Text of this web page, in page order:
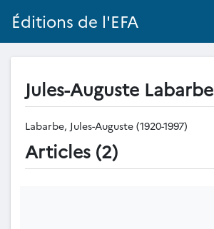
Éditions de l'EFA
Jules-Auguste Labarbe
Labarbe, Jules-Auguste (1920-1997)
Articles (2)